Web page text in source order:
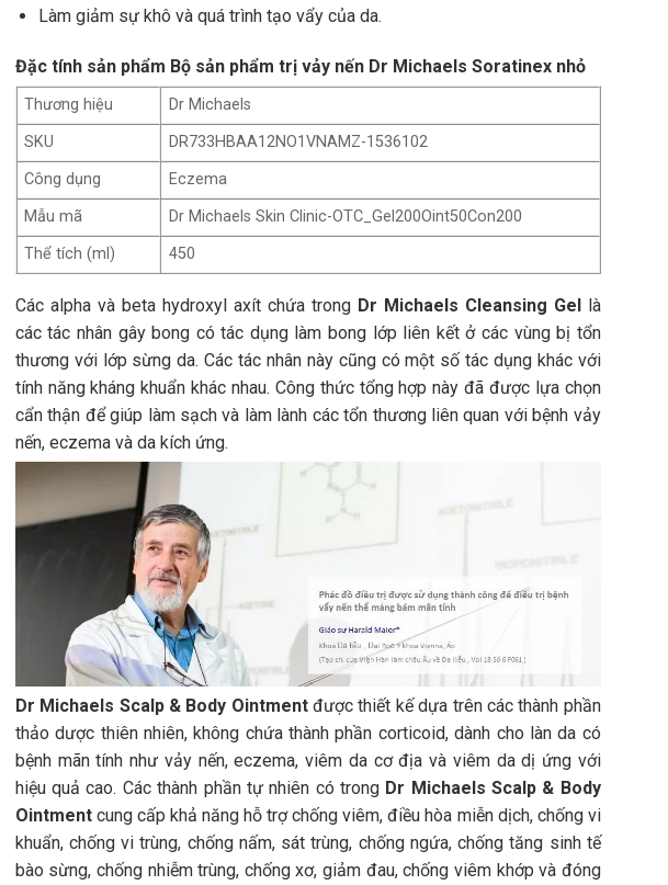
Làm giảm sự khô và quá trình tạo vẩy của da.
Đặc tính sản phẩm Bộ sản phẩm trị vảy nến Dr Michaels Soratinex nhỏ
Thương hiệu
Dr Michaels
SKU
DR733HBAA12NO1VNAMZ-1536102
Công dụng
Eczema
Mẫu mã
Dr Michaels Skin Clinic-OTC_Gel200Oint50Con200
Thể tích (ml)
450
Các alpha và beta hydroxyl axít chứa trong Dr Michaels Cleansing Gellà
các tác nhân gây bong có tác dụng làm bong lớp liên kết ở các vùng bị tổn
thương với lớp sừng da. Các tác nhân này cũng có một số tác dụng khác với
tính năng kháng khuẩn khác nhau. Công thức tổng hợp này đã được lựa chọn
cẩn thận để giúp làm sạch và làm lành các tổn thương liên quan với bệnh vảy
nến, eczema và da kích ứng.
Dr Michaels Scalp & Body Ointmentđược thiết kế dựa trên các thành phần
thảo dược thiên nhiên, không chứa thành phần corticoid, dành cho làn da có
bệnh mãn tính như vảy nến, eczema, viêm da cơ địa và viêm da dị ứng với
hiệu quả cao. Các thành phần tự nhiên có trong Dr Michaels Scalp & Body
Ointmentcung cấp khả năng hỗ trợ chống viêm, điều hòa miễn dịch, chống vi
khuẩn, chống vi trùng, chống nấm, sát trùng, chống ngứa, chống tăng sinh tế
bào sừng, chống nhiễm trùng, chống xơ, giảm đau, chống viêm khớp và đóng